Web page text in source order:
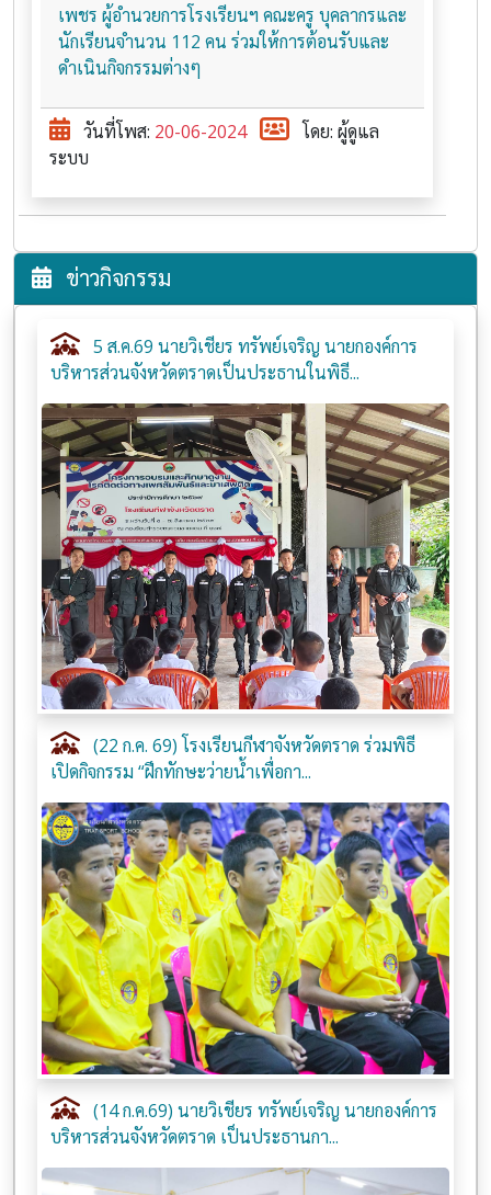
เพชร ผู้อำนวยการโรงเรียนฯ คณะครู บุคลากรและ
นักเรียนจำนวน 112 คน ร่วมให้การต้อนรับและ
ดำเนินกิจกรรมต่างๆ
วันที่โพส: 20-06-2024
โดย: ผู้ดูแล
ระบบ
ข่าวกิจกรรม
5 ส.ค.69 นายวิเชียร ทรัพย์เจริญ นายกองค์การ
บริหารส่วนจังหวัดตราดเป็นประธานในพิธี...
(22 ก.ค. 69) โรงเรียนกีฬาจังหวัดตราด ร่วมพิธี
เปิดกิจกรรม “ฝึกทักษะว่ายน้ำเพื่อกา...
(14 ก.ค.69) นายวิเชียร ทรัพย์เจริญ นายกองค์การ
บริหารส่วนจังหวัดตราด เป็นประธานกา...